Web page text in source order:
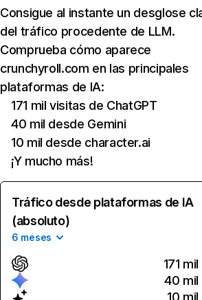
Consigue al instante un desglose
del tráfico procedente de LLM.
Comprueba cómo aparece
crunchyroll.com en las principales
plataformas de IA:
171 mil visitas de ChatGPT
40 mil desde Gemini
10 mil desde character.ai
¡Y mucho más!
Tráfico desde plataformas de IA
(absoluto)
6 meses
171 mil
40 mil
10 mil